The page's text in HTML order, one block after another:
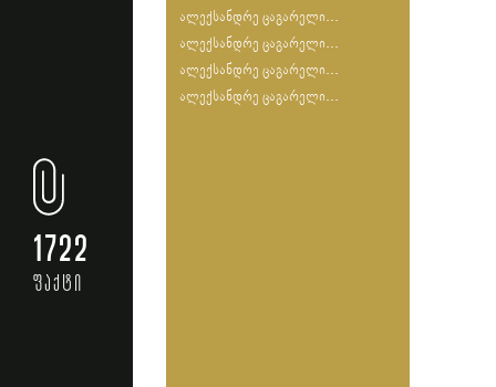
1722
ფაქტი
ალექსანდრე ცაგარელი...
ალექსანდრე ცაგარელი...
ალექსანდრე ცაგარელი...
ალექსანდრე ცაგარელი...